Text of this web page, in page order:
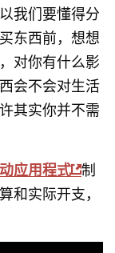
我们要懂得分
东西前，想想
对你有什么影
会不会对生活
其实你并不需
应用程式 制
和实际开支，